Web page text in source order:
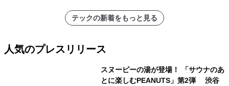
テックの新着をもっと見る
人気のプレスリリース
スヌーピーの湯が登場！ 「サウナのあ
とに楽しむPEANUTS」第2弾 渋谷